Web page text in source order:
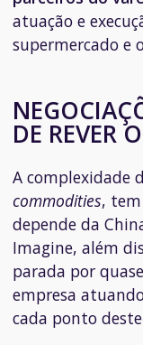
atuação e
supermercado e
DE REVER
A complexidade
commodities,
depende da
Imagine, além
parada por
empresa
cada ponto